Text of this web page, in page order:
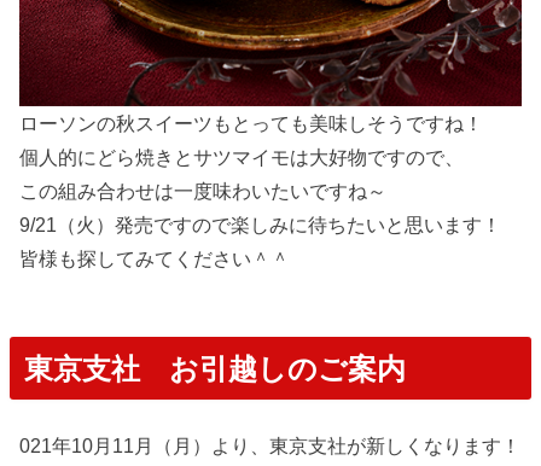
ローソンの秋スイーツもとっても美味しそうですね！
個人的にどら焼きとサツマイモは大好物ですので、
この組み合わせは一度味わいたいですね～
9/21（火）発売ですので楽しみに待ちたいと思います！
皆様も探してみてください＾＾
東京支社 お引越しのご案内
021年10月11月（月）より、東京支社が新しくなります！